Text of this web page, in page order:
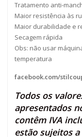
Tratamento anti-
Maior resistência às
Maior durabilidade e
Secagem rápida
Obs: não usar
temperatura
facebook.com/
Todos os
apresentados
contêm IVA
estão sujeitos